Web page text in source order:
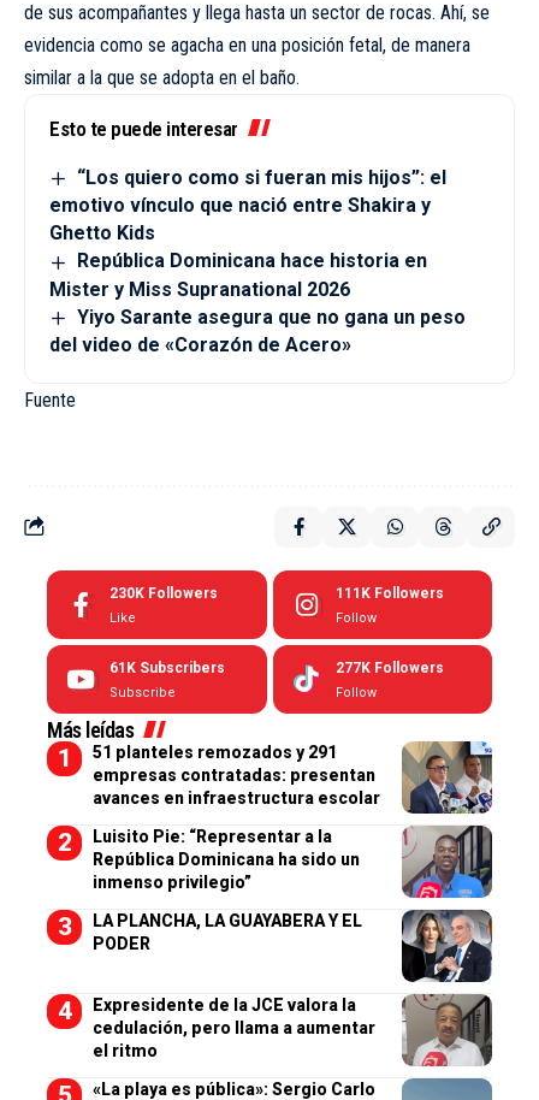
de sus acompañantes y llega hasta un sector de rocas. Ahí, se
evidencia como se agacha en una posición fetal, de manera
similar a la que se adopta en el baño.
Esto te puede interesar
“Los quiero como si fueran mis hijos”: el
emotivo vínculo que nació entre Shakira y
Ghetto Kids
República Dominicana hace historia en
Mister y Miss Supranational 2026
Yiyo Sarante asegura que no gana un peso
del video de «Corazón de Acero»
Fuente
230K Followers
Like
111K Followers
Follow
61K Subscribers
Subscribe
277K Followers
Follow
Más leídas
51 planteles remozados y 291
empresas contratadas: presentan
avances en infraestructura escolar
Luisito Pie: “Representar a la
República Dominicana ha sido un
inmenso privilegio”
LA PLANCHA, LA GUAYABERA Y EL
PODER
Expresidente de la JCE valora la
cedulación, pero llama a aumentar
el ritmo
«La playa es pública»: Sergio Carlo